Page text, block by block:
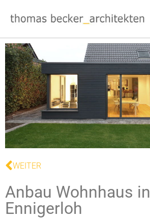
WEITER
Anbau Wohnhaus in
Ennigerloh